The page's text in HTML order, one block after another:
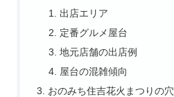
出店エリア
定番グルメ屋台
地元店舗の出店例
屋台の混雑傾向
おのみち住吉花火まつりの